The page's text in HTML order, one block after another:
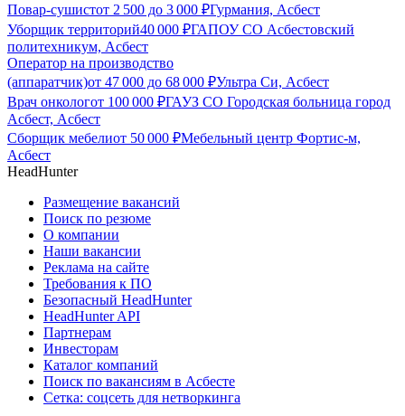
Повар-сушистот 2 500 до 3 000 ₽Гурмания, Асбест
Уборщик территорий40 000 ₽ГАПОУ СО Асбестовский
политехникум, Асбест
Оператор на производство
(аппаратчик)от 47 000 до 68 000 ₽Ультра Си, Асбест
Врач онкологот 100 000 ₽ГАУЗ СО Городская больница город
Асбест, Асбест
Сборщик мебелиот 50 000 ₽Мебельный центр Фортис-м,
Асбест
HeadHunter
Размещение вакансий
Поиск по резюме
О компании
Наши вакансии
Реклама на сайте
Требования к ПО
Безопасный HeadHunter
HeadHunter API
Партнерам
Инвесторам
Каталог компаний
Поиск по вакансиям в Асбесте
Сетка: соцсеть для нетворкинга